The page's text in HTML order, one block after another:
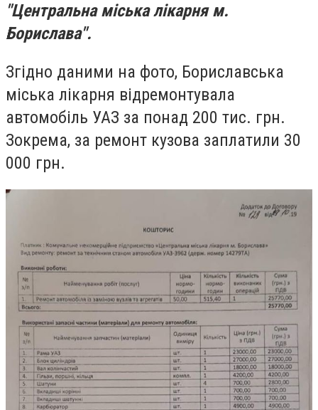
"Центральна міська лікарня м.
Борислава".
Згідно даними на фото, Бориславська
міська лікарня відремонтувала
автомобіль УАЗ за понад 200 тис. грн.
Зокрема, за ремонт кузова заплатили 30
000 грн.